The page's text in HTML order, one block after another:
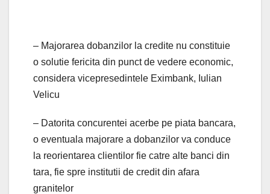
– Majorarea dobanzilor la credite nu constituie
o solutie fericita din punct de vedere economic,
considera vicepresedintele Eximbank, Iulian
Velicu
– Datorita concurentei acerbe pe piata bancara,
o eventuala majorare a dobanzilor va conduce
la reorientarea clientilor fie catre alte banci din
tara, fie spre institutii de credit din afara
granitelor